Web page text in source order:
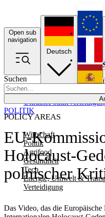
Open sub
navigation
Suchen
POLICY AREAS
Wirtschaft
Politik
Agrifood
Gesundheit
Tech
Energie, Umwelt &
Verteidigung
UkrainePolitik
Deutsch
EU-
Holocaust-
polnischer
Das Video, das die
POLITIK